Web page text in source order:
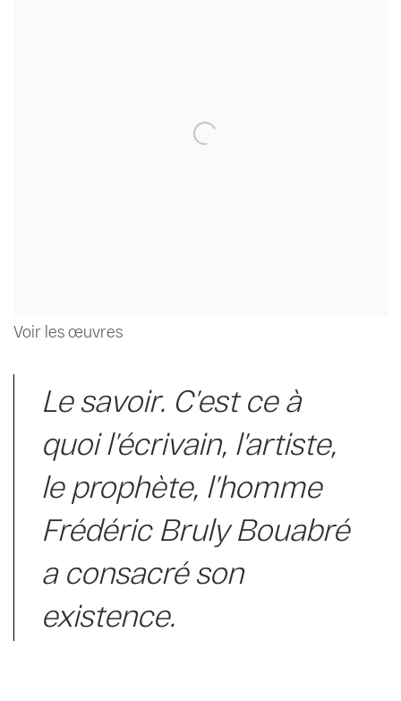
Voir les œuvres
Le savoir. C’est ce à
quoi l’écrivain, l’artiste,
le prophète, l’homme
Frédéric Bruly Bouabré
a consacré son
existence.